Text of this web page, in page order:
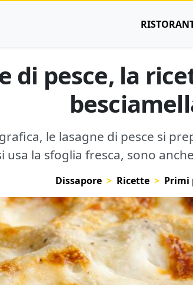
di pesce, la
le lasagne di pesce si
usa la sfoglia fresca, sono
Dissapore Ricette Primi